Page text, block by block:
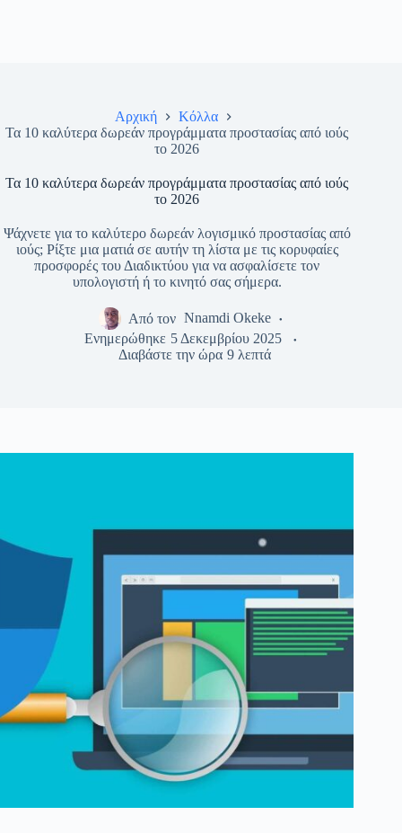
Αρχική
Κόλλα
Τα 10 καλύτερα δωρεάν προγράμματα προστασίας από ιούς
το 2026
Τα 10 καλύτερα δωρεάν προγράμματα προστασίας από ιούς
το 2026
Ψάχνετε για το καλύτερο δωρεάν λογισμικό προστασίας από
ιούς; Ρίξτε μια ματιά σε αυτήν τη λίστα με τις κορυφαίες
προσφορές του Διαδικτύου για να ασφαλίσετε τον
υπολογιστή ή το κινητό σας σήμερα.
Από τον Nnamdi Okeke
Ενημερώθηκε 5 Δεκεμβρίου 2025
Διαβάστε την ώρα 9 λεπτά